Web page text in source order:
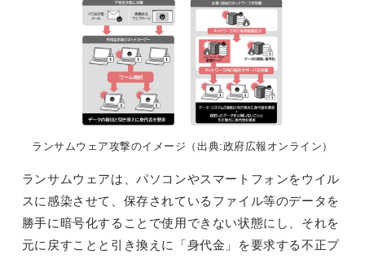
ランサムウェア攻撃のイメージ（出典:政府広報オンライン）
ランサムウェアは、パソコンやスマートフォンをウイル
スに感染させて、保存されているファイル等のデータを
勝手に暗号化することで使用できない状態にし、それを
元に戻すことと引き換えに「身代金」を要求する不正プ